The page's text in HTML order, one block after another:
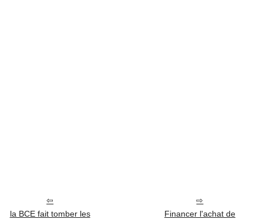
la BCE fait tomber les
Financer l'achat de